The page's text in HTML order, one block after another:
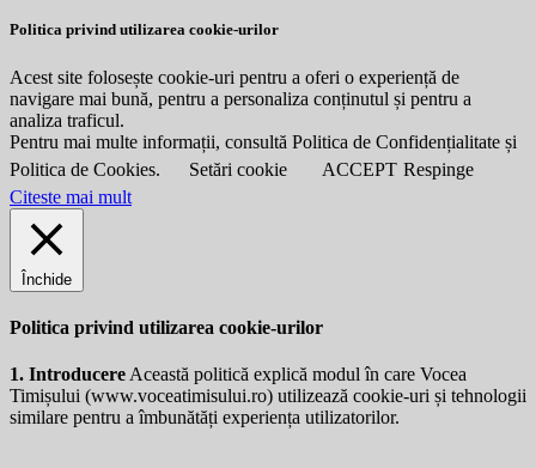
Politica privind utilizarea cookie-urilor
Acest site folosește cookie-uri pentru a oferi o experiență de
navigare mai bună, pentru a personaliza conținutul și pentru a
analiza traficul.
Pentru mai multe informații, consultă Politica de Confidențialitate și
Politica de Cookies.
Setări cookie ACCEPT Respinge
Citeste mai mult
Închide
Politica privind utilizarea cookie-urilor
1. Introducere Această politică explică modul în care Vocea
Timișului (www.voceatimisului.ro) utilizează cookie-uri și tehnologii
similare pentru a îmbunătăți experiența utilizatorilor.